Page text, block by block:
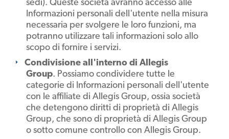
Informazioni personali dell'utente nella misura
necessaria per svolgere le loro funzioni, ma
potranno utilizzare tali informazioni solo allo
scopo di fornire i servizi.
Condivisione all'interno di Allegis
Group. Possiamo condividere tutte le
categorie di Informazioni personali dell'utente
con le affiliate di Allegis Group, ossia società
che detengono diritti di proprietà di Allegis
Group, che sono di proprietà di Allegis Group
o sotto comune controllo con Allegis Group.